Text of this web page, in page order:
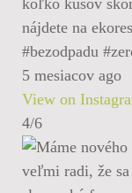
nájdete na
#bezodpadu
5 mesiacov ago
View on
4/6